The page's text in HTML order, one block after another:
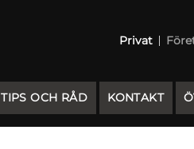
Privat
TIPS OCH RÅD KONTAKT